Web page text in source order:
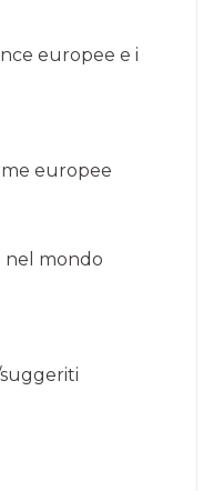
europee e i
europee
nel mondo